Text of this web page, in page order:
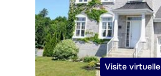
Visite virtuelle